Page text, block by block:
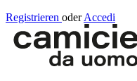
Registrieren oder Accedi